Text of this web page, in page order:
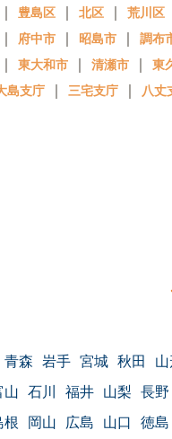
｜ 豊島区 ｜ 北区 ｜ 荒川区
｜ 府中市 ｜ 昭島市 ｜ 調布
｜ 東大和市 ｜ 清瀬市 ｜ 東
島支庁 ｜ 三宅支庁 ｜ 八丈
青森 岩手 宮城 秋田
山 石川 福井 山梨 長野
根 岡山 広島 山口 徳島